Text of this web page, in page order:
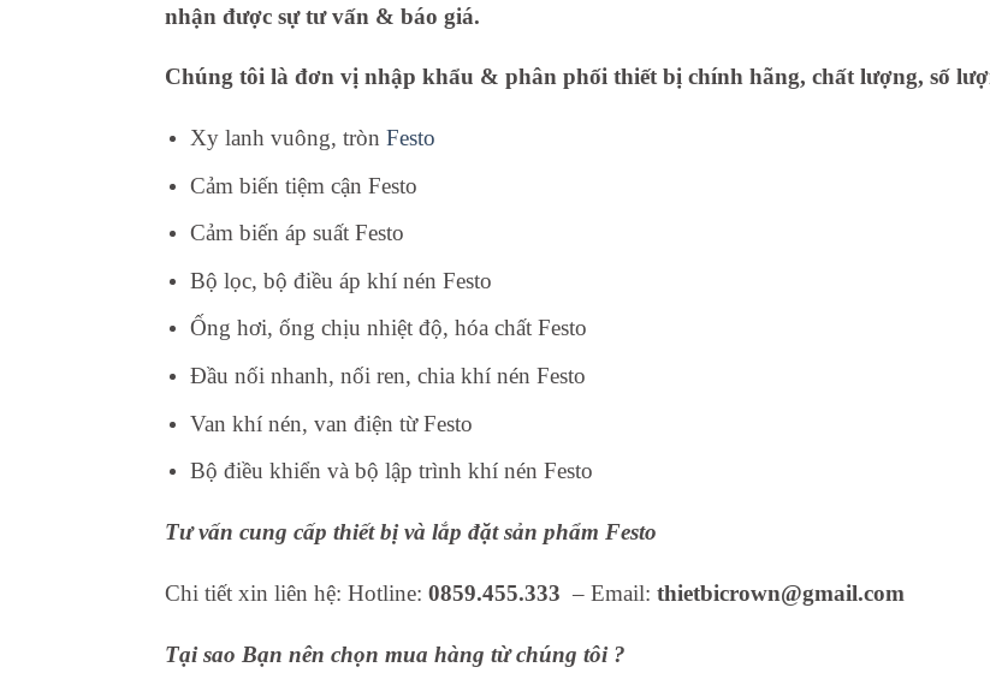
nhận được sự tư vấn & báo giá.
Chúng tôi là đơn vị nhập khẩu & phân phối thiết bị chính hãng, chất lượng, số
Xy lanh vuông, tròn Festo
Cảm biến tiệm cận Festo
Cảm biến áp suất Festo
Bộ lọc, bộ điều áp khí nén Festo
Ống hơi, ống chịu nhiệt độ, hóa chất Festo
Đầu nối nhanh, nối ren, chia khí nén Festo
Van khí nén, van điện từ Festo
Bộ điều khiển và bộ lập trình khí nén Festo
Tư vấn cung cấp thiết bị và lắp đặt sản phẩm Festo
Chi tiết xin liên hệ: Hotline: 0859.455.333 – Email: thietbicrown@gmail.com
Tại sao Bạn nên chọn mua hàng từ chúng tôi ?